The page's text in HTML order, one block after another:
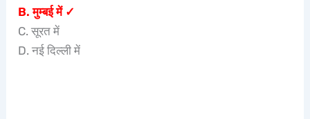
B. मुम्‍बई में ✓
C. सूरत में
D. नई दिल्ली में